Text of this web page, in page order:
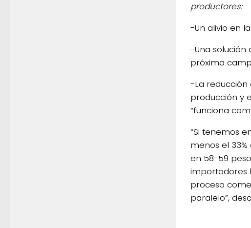
productores:
-Un alivio en
-Una solución
próxima
-La
producción y
“funciona
“Si tenemos
menos el
en 58-59
importadores
proceso
paralelo”,